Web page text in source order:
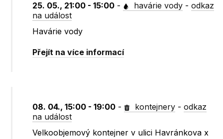
25. 05., 21:00 - 15:00 - havárie vody -odkaz
na událost
Havárie vody
Přejít na více informací
08. 04., 15:00 - 19:00 - kontejnery -odkaz
na událost
Velkoobjemový kontejner v ulici Havránkova x